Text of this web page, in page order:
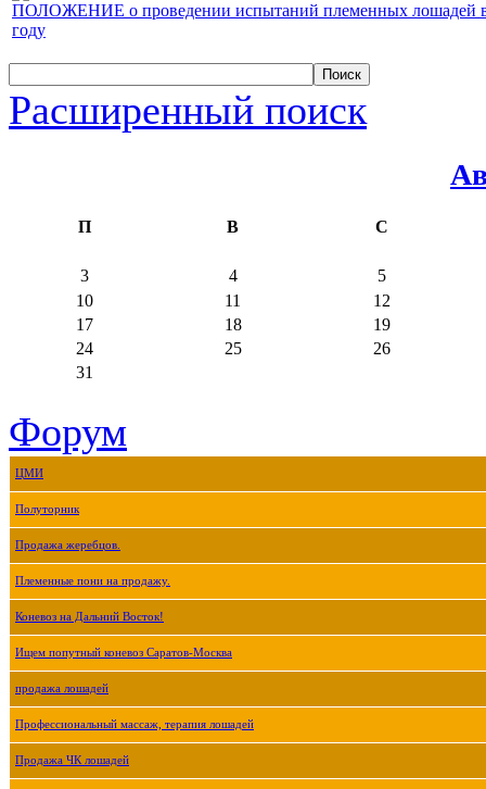
ПОЛОЖЕНИЕ о проведении испытаний племенных лошадей
году
Расширенный поиск
П В С
3 4
5
10
11
12
17
18
19
24
25
26
31
Форум
ЦМИ
Полуторник
Продажа жеребцов.
Племенные пони на продажу.
Коневоз на Дальний Восток!
Ищем попутный коневоз Саратов-Москва
продажа лошадей
Профессиональный массаж, терапия лошадей
Продажа ЧК лошадей